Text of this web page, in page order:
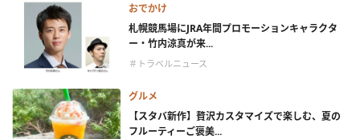
おでかけ
札幌競馬場にJRA年間プロモーションキャラクタ
ー・竹内涼真が来...
＃トラベルニュース
グルメ
【スタバ新作】贅沢カスタマイズで楽しむ、夏の
フルーティーご褒美...